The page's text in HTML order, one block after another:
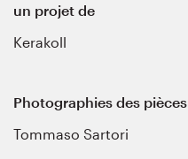
un projet de
Kerakoll
Photographies des pièces
Tommaso Sartori